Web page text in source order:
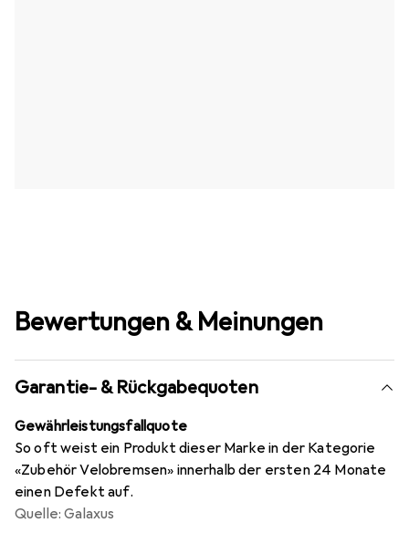
Bewertungen & Meinungen
Garantie- & Rückgabequoten
Gewährleistungsfallquote
So oft weist ein Produkt dieser Marke in der Kategorie
«Zubehör Velobremsen» innerhalb der ersten 24 Monate
einen Defekt auf.
Quelle: Galaxus